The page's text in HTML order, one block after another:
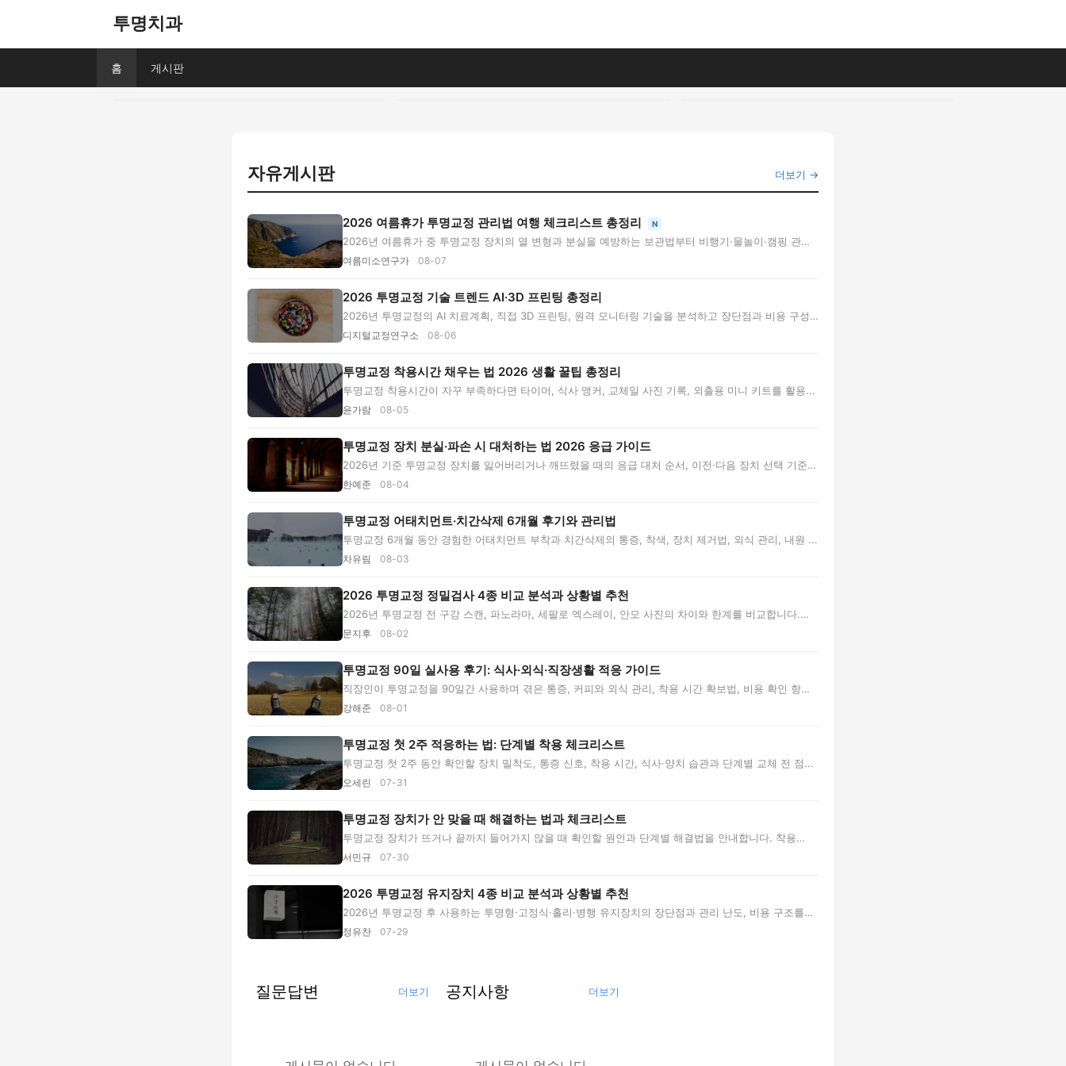
투명치과
홈 게시판
자유게시판
2026 여름휴가 투명교정 관리법 여행 체크리스트 총정리 N
2026년 여름휴가 중 투명교정 장치의 열 변형과 분실을 예방하는 보관법부터 비행기·물놀이·캠핑 관리,
...
여름미소연구가 08-07
2026 투명교정 기술 트렌드 AI·3D 프린팅 총정리
2026년 투명교정의 AI 치료계획, 직접 3D 프린팅, 원격 모니터링 기술을 분석하고 장단점과 비용 구성,
...
디지털교정연구소 08-06
투명교정 착용시간 채우는 법 2026 생활 꿀팁 총정리
투명교정 착용시간이 자꾸 부족하다면 타이머, 식사 앵커, 교체일 사진 기록, 외출용 미니 키트를 활용...
윤가람 08-05
투명교정 장치 분실·파손 시 대처하는 법 2026 응급 가이드
2026년 기준 투명교정 장치를 잃어버리거나 깨뜨렸을 때의 응급 대처 순서, 이전·다음 장치 선택 기준,
...
한예준 08-04
투명교정 어태치먼트·치간삭제 6개월 후기와 관리법
투명교정 6개월 동안 경험한 어태치먼트 부착과 치간삭제의 통증, 착색, 장치 제거법, 외식 관리, 내원 ...
차유림 08-03
2026 투명교정 정밀검사 4종 비교 분석과 상황별 추천
2026년 투명교정 전 구강 스캔, 파노라마, 세팔로 엑스레이, 안모 사진의 차이와 한계를 비교합니다.
치...
문지후 08-02
투명교정 90일 실사용 후기: 식사·외식·직장생활 적응 가이드
직장인이 투명교정을 90일간 사용하며 겪은 통증, 커피와 외식 관리, 착용 시간 확보법, 비용 확인 항
목...
강해준 08-01
투명교정 첫 2주 적응하는 법: 단계별 착용 체크리스트
투명교정 첫 2주 동안 확인할 장치 밀착도, 통증 신호, 착용 시간, 식사·양치 습관과 단계별 교체 전 점...
오세린 07-31
투명교정 장치가 안 맞을 때 해결하는 법과 체크리스트
투명교정 장치가 뜨거나 끝까지 들어가지 않을 때 확인할 원인과 단계별 해결법을 안내합니다. 착용
시...
서민규 07-30
2026 투명교정 유지장치 4종 비교 분석과 상황별 추천
2026년 투명교정 후 사용하는 투명형·고정식·홀리·병행 유지장치의 장단점과 관리 난도, 비용 구조를
비...
정유찬 07-29
더보기 →
질문답변 더보기 공지사항 더보기